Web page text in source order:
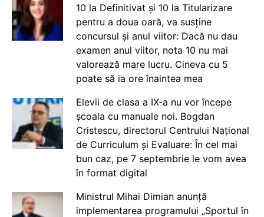
10 la Definitivat și 10 la Titularizare
pentru a doua oară, va susține
concursul și anul viitor: Dacă nu dau
examen anul viitor, nota 10 nu mai
valorează mare lucru. Cineva cu 5
poate să ia ore înaintea mea
Elevii de clasa a IX-a nu vor începe
școala cu manuale noi. Bogdan
Cristescu, directorul Centrului Național
de Curriculum și Evaluare: În cel mai
bun caz, pe 7 septembrie le vom avea
în format digital
Ministrul Mihai Dimian anunță
implementarea programului „Sportul în